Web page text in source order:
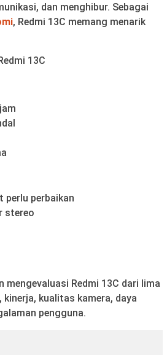
dan menghibur. Sebagai
, Redmi 13C memang menarik
13C
perbaikan
stereo
mengevaluasi Redmi 13C dari lima
kualitas kamera, daya
pengguna.